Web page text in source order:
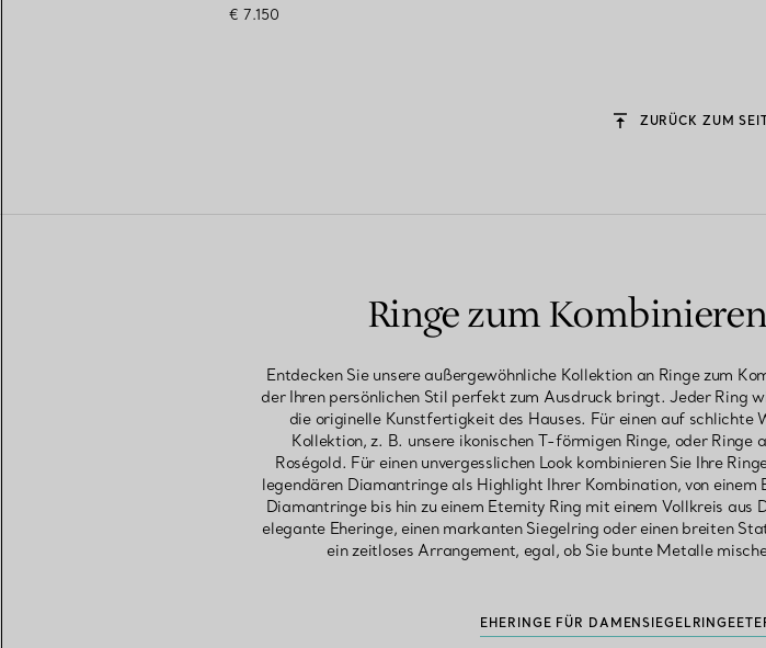
€ 7.150
ZURÜCK ZUM
Ringe zum
Entdecken Sie unsere außergewöhnliche Kollektion an Ringe zum
der Ihren persönlichen Stil perfekt zum Ausdruck bringt. Jeder
die originelle Kunstfertigkeit des Hauses. Für einen auf schlichte
Kollektion, z. B. unsere ikonischen T-förmigen Ringe, oder
Roségold. Für einen unvergesslichen Look kombinieren Sie Ihre
legendären Diamantringe als Highlight Ihrer Kombination, von
Diamantringe bis hin zu einem Eternity Ring mit einem Vollkreis
elegante Eheringe, einen markanten Siegelring oder einen breiten
ein zeitloses Arrangement, egal, ob Sie bunte Metalle
EHERINGE FÜR DAMENSIEGELRINGE